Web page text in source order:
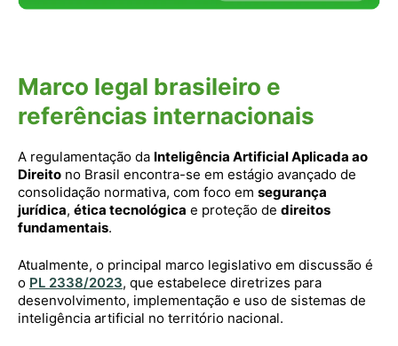
Marco legal brasileiro e
referências internacionais
A regulamentação da Inteligência Artificial Aplicada ao
Direito no Brasil encontra-se em estágio avançado de
consolidação normativa, com foco em segurança
jurídica, ética tecnológica e proteção de direitos
fundamentais.
Atualmente, o principal marco legislativo em discussão é
o PL 2338/2023, que estabelece diretrizes para
desenvolvimento, implementação e uso de sistemas de
inteligência artificial no território nacional.